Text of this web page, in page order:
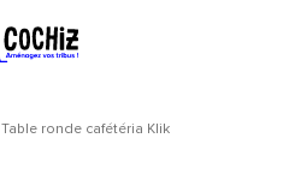
Table ronde cafétéria Klik